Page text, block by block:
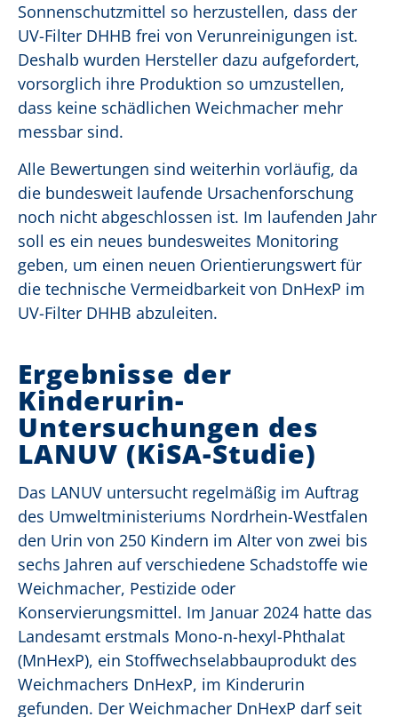
Sonnenschutzmittel so herzustellen, dass der
UV-Filter DHHB frei von Verunreinigungen ist.
Deshalb wurden Hersteller dazu aufgefordert,
vorsorglich ihre Produktion so umzustellen,
dass keine schädlichen Weichmacher mehr
messbar sind.
Alle Bewertungen sind weiterhin vorläufig, da
die bundesweit laufende Ursachenforschung
noch nicht abgeschlossen ist. Im laufenden Jahr
soll es ein neues bundesweites Monitoring
geben, um einen neuen Orientierungswert für
die technische Vermeidbarkeit von DnHexP im
UV-Filter DHHB abzuleiten.
Ergebnisse der
Kinderurin-
Untersuchungen des
LANUV (KiSA-Studie)
Das LANUV untersucht regelmäßig im Auftrag
des Umweltministeriums Nordrhein-Westfalen
den Urin von 250 Kindern im Alter von zwei bis
sechs Jahren auf verschiedene Schadstoffe wie
Weichmacher, Pestizide oder
Konservierungsmittel. Im Januar 2024 hatte das
Landesamt erstmals Mono-n-hexyl-Phthalat
(MnHexP), ein Stoffwechselabbauprodukt des
Weichmachers DnHexP, im Kinderurin
gefunden. Der Weichmacher DnHexP darf seit